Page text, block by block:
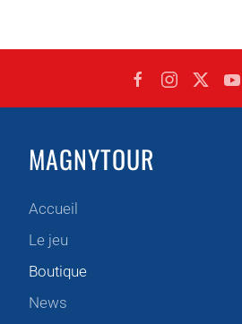
MAGNYTOUR
Accueil
Le jeu
Boutique
News